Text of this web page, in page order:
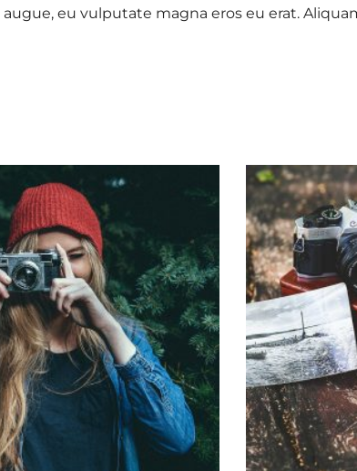
eu vulputate magna eros eu erat.